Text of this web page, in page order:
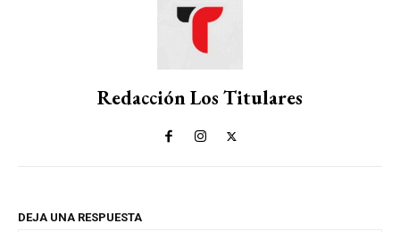
Redacción Los Titulares
DEJA UNA RESPUESTA